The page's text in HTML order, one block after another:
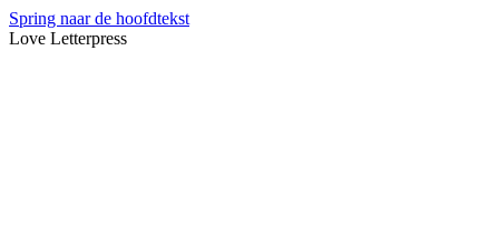
Spring naar de hoofdtekst
Love Letterpress